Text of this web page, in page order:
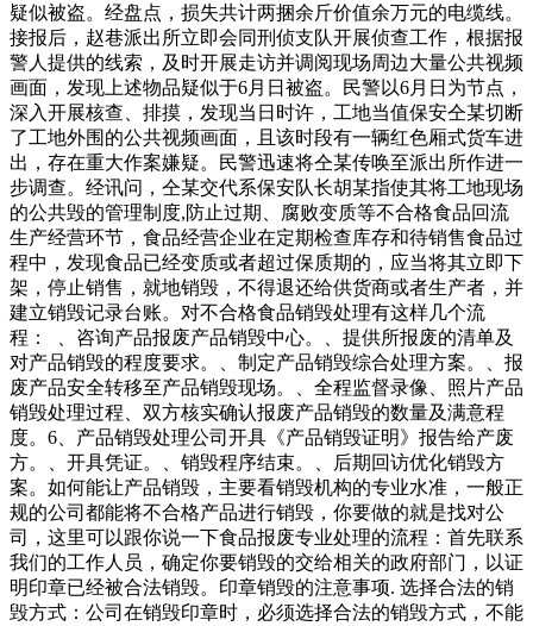
疑似被盗。经盘点，损失共计两捆余斤价值余万元的电缆线。
接报后，赵巷派出所立即会同刑侦支队开展侦查工作，根据报
警人提供的线索，及时开展走访并调阅现场周边大量公共视频
画面，发现上述物品疑似于6月日被盗。民警以6月日为节点，
深入开展核查、排摸，发现当日时许，工地当值保安仝某切断
了工地外围的公共视频画面，且该时段有一辆红色厢式货车进
出，存在重大作案嫌疑。民警迅速将仝某传唤至派出所作进一
步调查。经讯问，仝某交代系保安队长胡某指使其将工地现场
的公共毁的管理制度,防止过期、腐败变质等不合格食品回流
生产经营环节，食品经营企业在定期检查库存和待销售食品过
程中，发现食品已经变质或者超过保质期的，应当将其立即下
架，停止销售，就地销毁，不得退还给供货商或者生产者，并
建立销毁记录台账。对不合格食品销毁处理有这样几个流
程： 、咨询产品报废产品销毁中心。、提供所报废的清单及
对产品销毁的程度要求。、制定产品销毁综合处理方案。、报
废产品安全转移至产品销毁现场。、全程监督录像、照片产品
销毁处理过程、双方核实确认报废产品销毁的数量及满意程
度。6、产品销毁处理公司开具《产品销毁证明》报告给产废
方。、开具凭证。、销毁程序结束。、后期回访优化销毁方
案。如何能让产品销毁，主要看销毁机构的专业水准，一般正
规的公司都能将不合格产品进行销毁，你要做的就是找对公
司，这里可以跟你说一下食品报废专业处理的流程：首先联系
我们的工作人员，确定你要销毁的交给相关的政府部门，以证
明印章已经被合法销毁。印章销毁的注意事项. 选择合法的销
毁方式：公司在销毁印章时，必须选择合法的销毁方式，不能